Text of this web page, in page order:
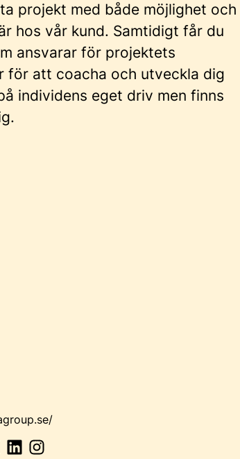
projekt med både möjlighet och
hos vår kund. Samtidigt får du
ansvarar för projektets
för att coacha och utveckla dig
individens eget driv men finns